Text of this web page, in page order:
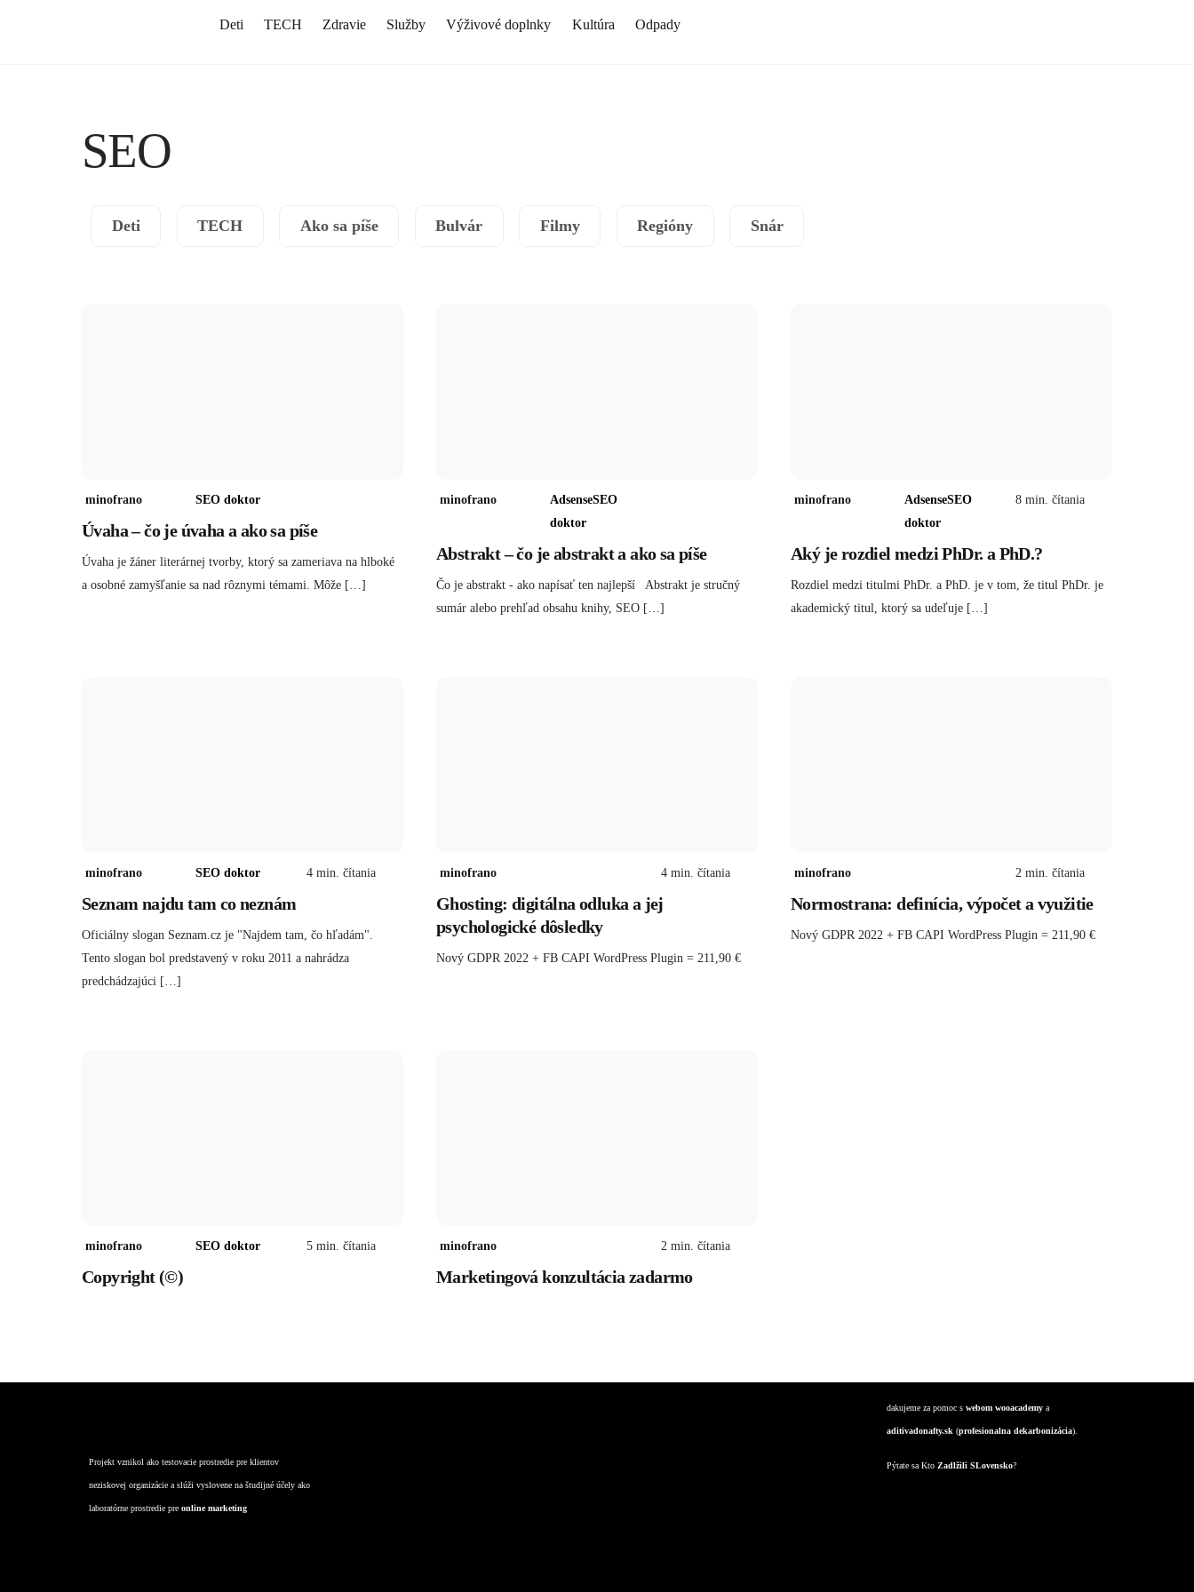
Deti TECH Zdravie Služby Výživové doplnky Kultúra Odpady
SEO
Deti TECH Ako sa píše Bulvár Filmy Regióny Snár
minofrano SEO doktor
Úvaha – čo je úvaha a ako sa píše
Úvaha je žáner literárnej tvorby, ktorý sa zameriava na hlboké
a osobné zamyšľanie sa nad rôznymi témami. Môže […]
minofrano AdsenseSEO
doktor
Abstrakt – čo je abstrakt a ako sa píše
Čo je abstrakt - ako napísať ten najlepší Abstrakt je stručný
sumár alebo prehľad obsahu knihy, SEO […]
minofrano AdsenseSEO
doktor
8 min. čítania
Aký je rozdiel medzi PhDr. a PhD.?
Rozdiel medzi titulmi PhDr. a PhD. je v tom, že titul PhDr. je
akademický titul, ktorý sa udeľuje […]
minofrano SEO doktor 4 min. čítania
Seznam najdu tam co neznám
Oficiálny slogan Seznam.cz je "Najdem tam, čo hľadám".
Tento slogan bol predstavený v roku 2011 a nahrádza
predchádzajúci […]
minofrano 4 min. čítania
Ghosting: digitálna odluka a jej
psychologické dôsledky
Nový GDPR 2022 + FB CAPI WordPress Plugin = 211,90 €
minofrano 2 min. čítania
Normostrana: definícia, výpočet a využitie
Nový GDPR 2022 + FB CAPI WordPress Plugin = 211,90 €
minofrano SEO doktor 5 min. čítania
Copyright (©)
minofrano 2 min. čítania
Marketingová konzultácia zadarmo
Projekt vznikol ako testovacie prostredie pre klientov
neziskovej organizácie a slúži vyslovene na študijné účely ako
laboratórne prostredie preonline marketing
dakujeme za pomoc swebom wooacademy a
aditivadonafty.sk (profesionalna dekarbonizácia).
Pýtate sa KtoZadlžili SLovensko?